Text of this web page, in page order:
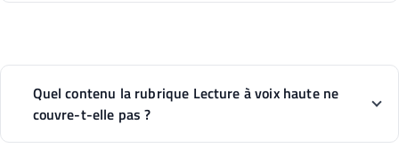
Quel contenu la rubrique Lecture à voix haute ne
couvre-t-elle pas ?